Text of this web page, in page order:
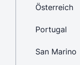
Österreich
Portugal
San Marino